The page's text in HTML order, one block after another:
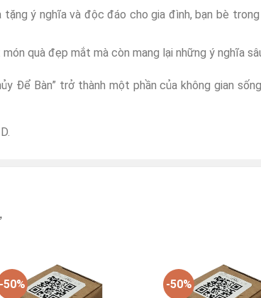
ý nghĩa và độc đáo cho gia đình, bạn bè
quà đẹp mắt mà còn mang lại những ý nghĩa
Để Bàn” trở thành một phần của không gian
-50% -50%